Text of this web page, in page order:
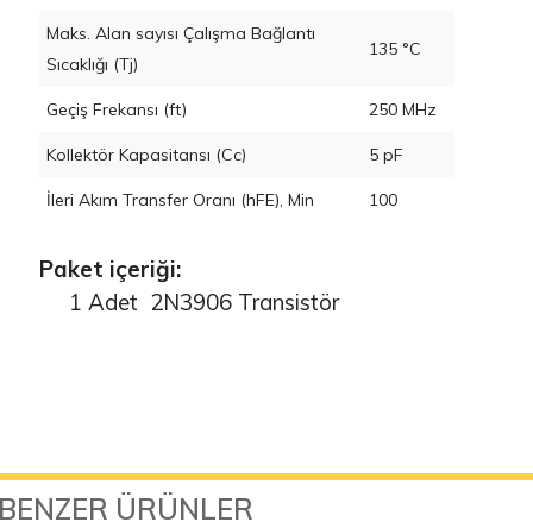
Maks. Alan sayısı Çalışma Bağlantı
Sıcaklığı (Tj)
135 °C
Geçiş Frekansı (ft) 250 MHz
Kollektör Kapasitansı (Cc) 5 pF
İleri Akım Transfer Oranı (hFE), Min 100
Paket içeriği:
1 Adet 2N3906 Transistör
ÜRÜNLER